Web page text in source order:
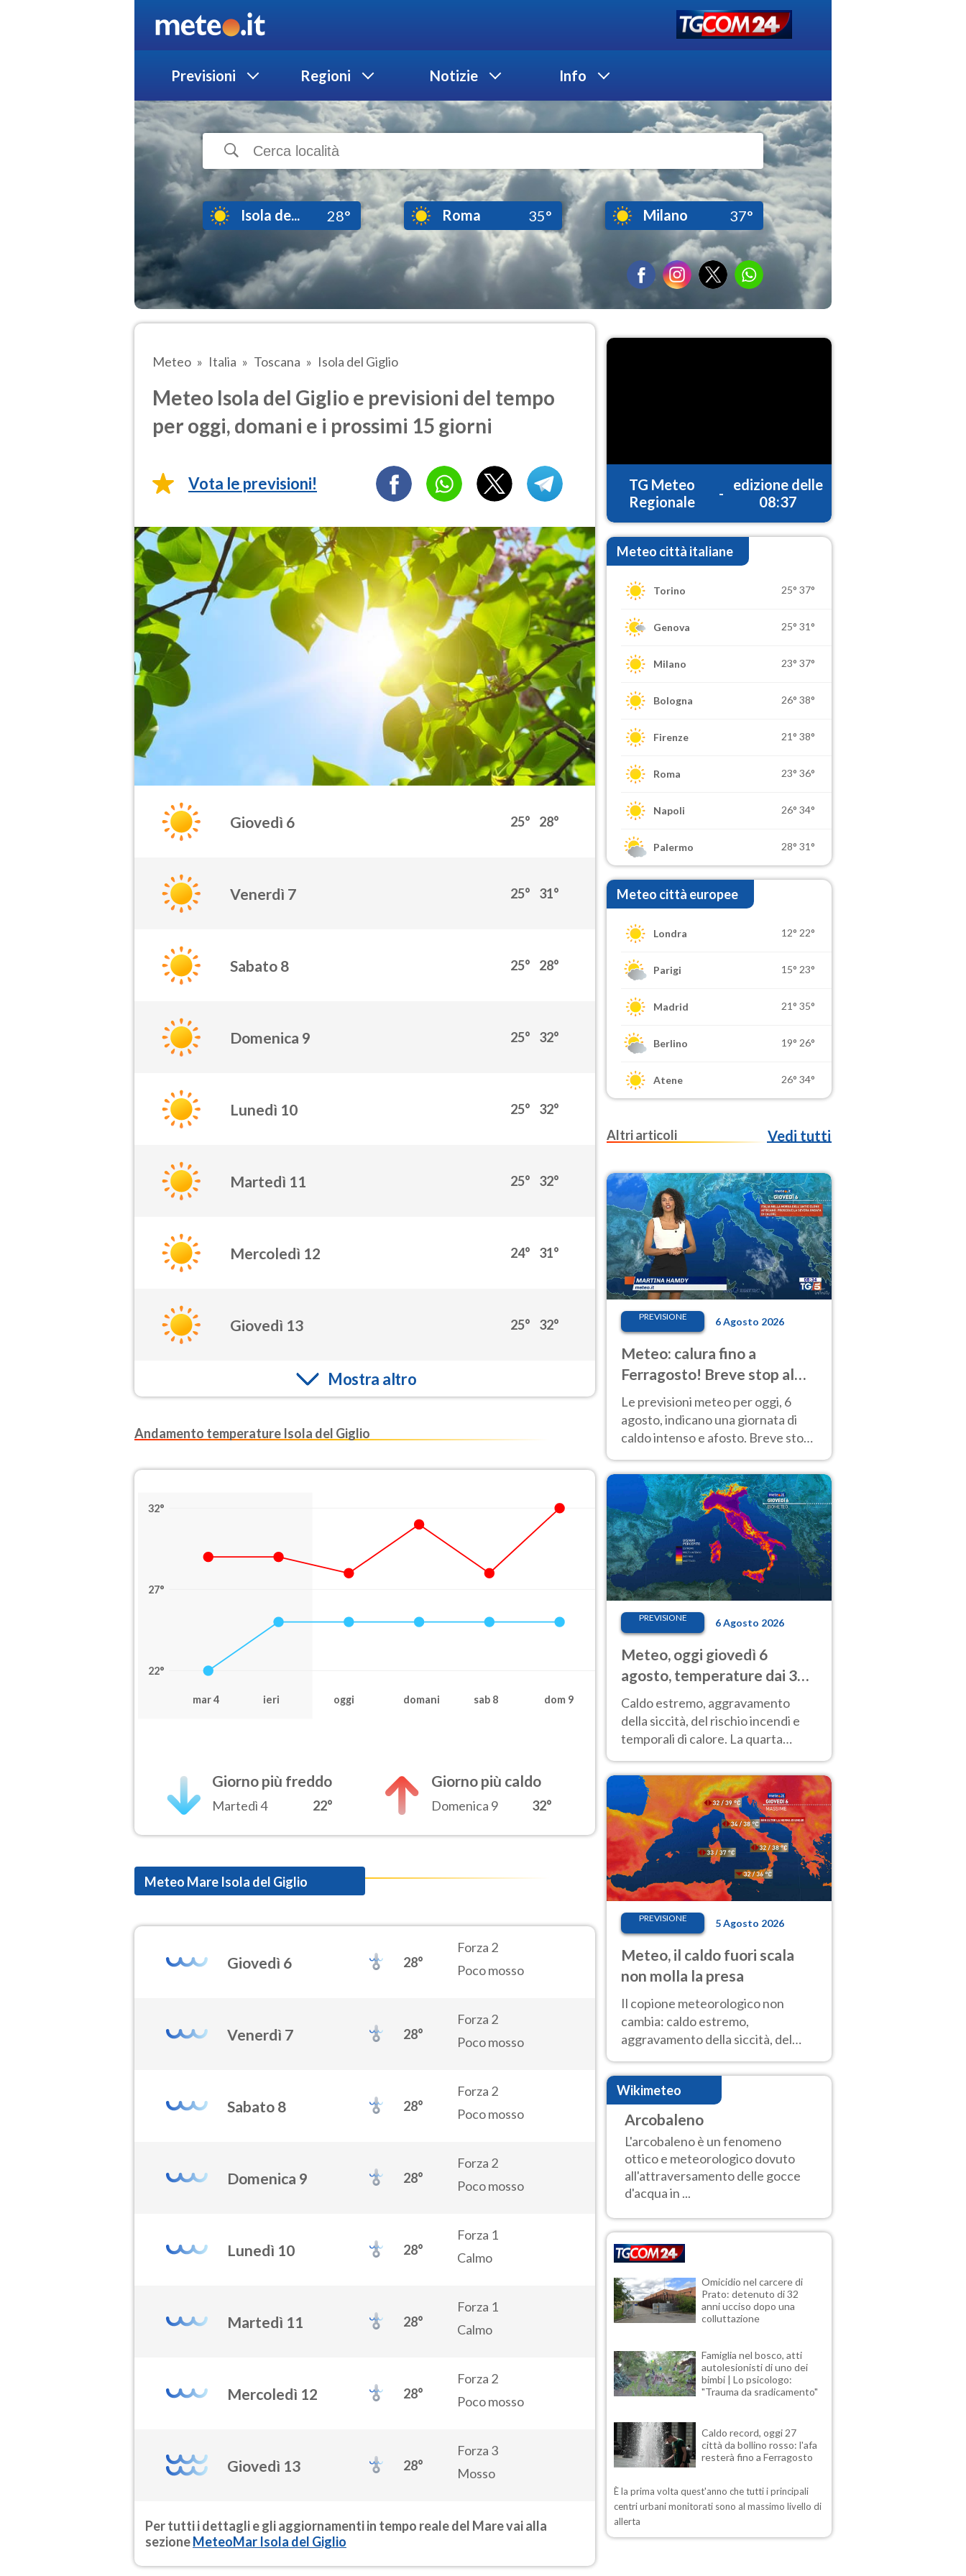
Previsioni Regioni Notizie Info
Isola de... 28° Roma 35° Milano 37°
Meteo Italia Toscana Isola del Giglio
Meteo Isola del Giglio e previsioni del tempo
per oggi, domani e i prossimi 15 giorni
Vota le previsioni!
Giovedì 6 25° 28°
Venerdì 7 25° 31°
Sabato 8 25° 28°
Domenica 9 25° 32°
Lunedì 10 25° 32°
Martedì 11 25° 32°
Mercoledì 12 24° 31°
Giovedì 13 25° 32°
Mostra altro
Andamento temperature Isola del Giglio
32°
27°
22°
mar 4 ieri oggi domani sab 8 dom 9
Giorno più freddo
Martedì 4 22°
Giorno più caldo
Domenica 9 32°
Meteo Mare Isola del Giglio
Giovedì 6 28°
Forza 2
Poco mosso
Venerdì 7 28°
Forza 2
Poco mosso
Sabato 8 28°
Forza 2
Poco mosso
Domenica 9 28°
Forza 2
Poco mosso
Lunedì 10 28°
Forza 1
Calmo
Martedì 11 28°
Forza 1
Calmo
Mercoledì 12 28°
Forza 2
Poco mosso
Giovedì 13 28°
Forza 3
Mosso
Per tutti i dettagli e gli aggiornamenti in tempo reale del Mare vai alla
sezioneMeteoMar Isola del Giglio
TG Meteo
Regionale
-
edizione delle
08:37
Meteo città italiane
Torino 25° 37°
Genova 25° 31°
Milano 23° 37°
Bologna 26° 38°
Firenze 21° 38°
Roma 23° 36°
Napoli 26° 34°
Palermo 28° 31°
Meteo città europee
Londra 12° 22°
Parigi 15° 23°
Madrid 21° 35°
Berlino 19° 26°
Atene 26° 34°
Altri articoli Vedi tutti
PREVISIONE 6 Agosto 2026
Meteo: calura fino a
Ferragosto! Breve stop al
Nord tra 7 e 9 agosto
Le previsioni meteo per oggi, 6
agosto, indicano una giornata di
caldo intenso e afosto. Breve stop
Nord.
PREVISIONE 6 Agosto 2026
Meteo, oggi giovedì 6
agosto, temperature dai 33
ai 40 gradi
Caldo estremo, aggravamento
della siccità, del rischio incendi e
temporali di calore. La quarta
tregua e durerà fino Ferragosto
PREVISIONE 5 Agosto 2026
Meteo, il caldo fuori scala
non molla la presa
Il copione meteorologico non
cambia: caldo estremo,
aggravamento della siccità, del
rischio incendi e temporali di
calore. Nessun cambiamento fino
Ferragosto
Wikimeteo
Arcobaleno
L'arcobaleno è un fenomeno
ottico e meteorologico dovuto
all'attraversamento delle gocce
d'acqua in ...
Omicidio nel carcere di
Prato: detenuto di 32
anni ucciso dopo una
colluttazione
Famiglia nel bosco, atti
autolesionisti di uno dei
bimbi | Lo psicologo:
"Trauma da sradicamento"
Caldo record, oggi 27
città da bollino rosso: l'afa
resterà fino a Ferragosto
È la prima volta quest'anno che tutti i principali
centri urbani monitorati sono al massimo livello di
allerta